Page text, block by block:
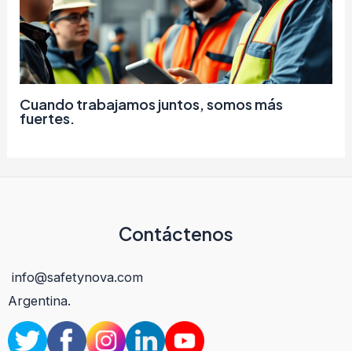
Cuando trabajamos juntos, somos más
fuertes.
Contáctenos
info@safetynova.com
Argentina.